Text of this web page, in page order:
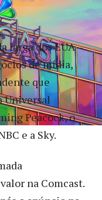
larga dos EUA –
de mídia,
que
Universal
Peacock, o
e a Sky.
na Comcast.